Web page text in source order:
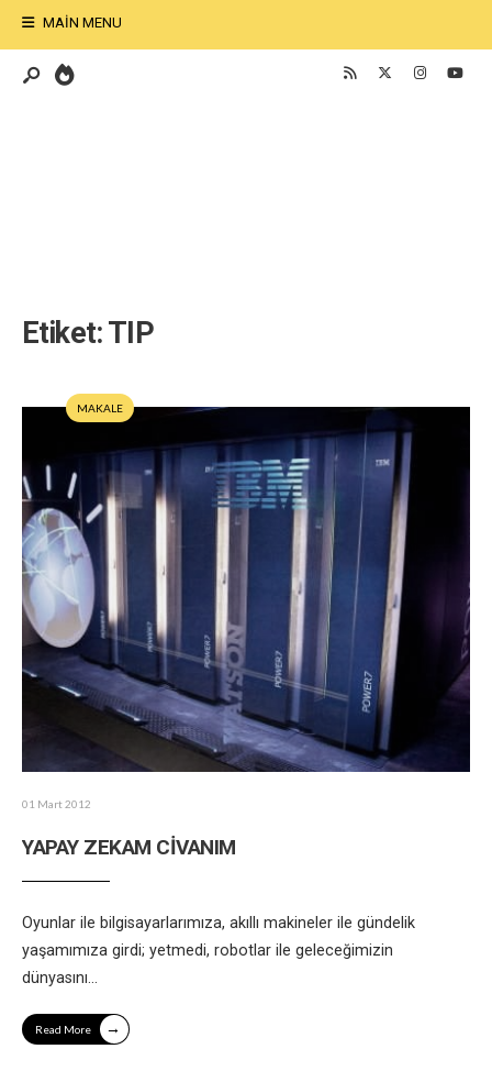
MAIN MENU
Etiket:TIP
MAKALE
01 Mart 2012
YAPAY ZEKAM CİVANIM
Oyunlar ile bilgisayarlarımıza, akıllı makineler ile gündelik
yaşamımıza girdi; yetmedi, robotlar ile geleceğimizin
dünyasını...
Read More →